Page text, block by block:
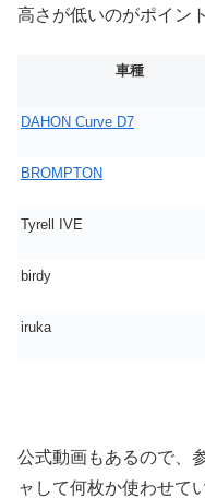
高さが低いのがポイン
車種
DAHON Curve D7
BROMPTON
Tyrell IVE
birdy
iruka
公式動画もあるので、
ャして何枚か使わせて